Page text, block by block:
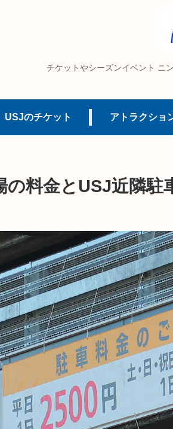
チケットやシーズンイベント ニ
USJのチケット アトラクショ
の料金とUSJ近隣駐